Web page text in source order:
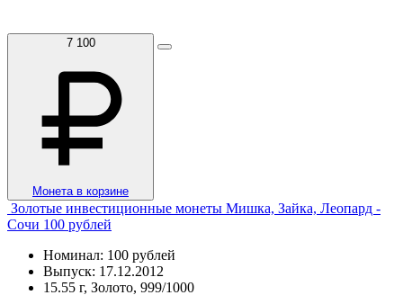
7 100
Монета в корзине
Золотые инвестиционные монеты Мишка, Зайка, Леопард -
Сочи 100 рублей
Номинал: 100 рублей
Выпуск: 17.12.2012
15.55 г, Золото, 999/1000